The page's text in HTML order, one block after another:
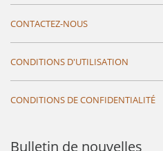
CONTACTEZ-NOUS
CONDITIONS D'UTILISATION
CONDITIONS DE CONFIDENTIALITÉ
Bulletin de nouvelles